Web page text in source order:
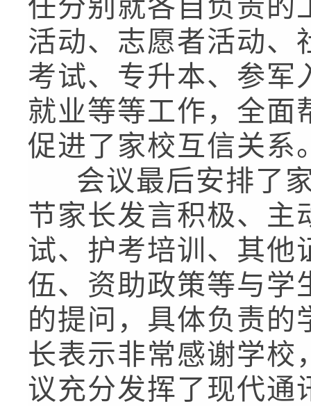
任分别就各自负责的
活动、志愿者活动、
考试、专升本、参军
就业等等工作，全面
促进了家校互信关系
会议最后安排了
节家长发言积极、主
试、护考培训、其他
伍、资助政策等与学
的提问，具体负责的
长表示非常感谢学校
议充分发挥了现代通